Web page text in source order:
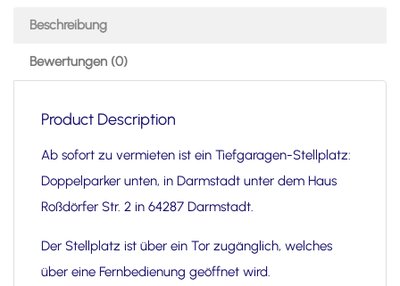
Beschreibung
Bewertungen (0)
Product Description
Ab sofort zu vermieten ist ein Tiefgaragen-Stellplatz:
Doppelparker unten, in Darmstadt unter dem Haus
Roßdörfer Str. 2 in 64287 Darmstadt.
Der Stellplatz ist über ein Tor zugänglich, welches
über eine Fernbedienung geöffnet wird.